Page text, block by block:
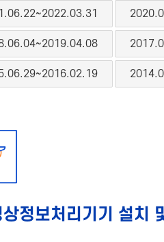
정보처리기기 설치